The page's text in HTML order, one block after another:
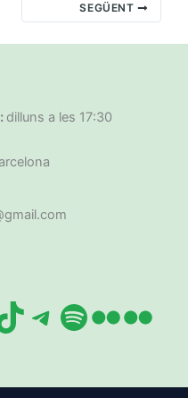
SEGÜENT
dilluns a les 17:30
Telegram
Spotify
Flickr